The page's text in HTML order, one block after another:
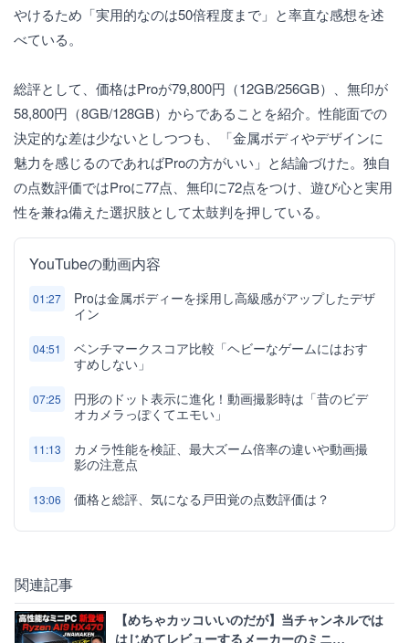
やけるため「実用的なのは50倍程度まで」と率直な感想を述
べている。
総評として、価格はProが79,800円（12GB/256GB）、無印が
58,800円（8GB/128GB）からであることを紹介。性能面での
決定的な差は少ないとしつつも、「金属ボディやデザインに
魅力を感じるのであればProの方がいい」と結論づけた。独自
の点数評価ではProに77点、無印に72点をつけ、遊び心と実用
性を兼ね備えた選択肢として太鼓判を押している。
YouTubeの動画内容
01:27
Proは金属ボディーを採用し高級感がアップしたデザ
イン
04:51
ベンチマークスコア比較「ヘビーなゲームにはおす
すめしない」
07:25
円形のドット表示に進化！動画撮影時は「昔のビデ
オカメラっぽくてエモい」
11:13
カメラ性能を検証、最大ズーム倍率の違いや動画撮
影の注意点
13:06 価格と総評、気になる戸田覚の点数評価は？
関連記事
【めちゃカッコいいのだが】当チャンネルでは
はじめてレビューするメーカーのミニ